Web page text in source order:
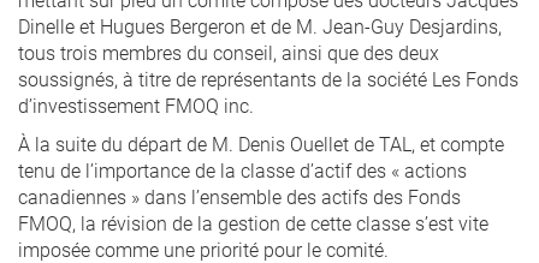
Dinelle et Hugues Bergeron et de M. Jean-Guy Desjardins,
tous trois membres du conseil, ainsi que des deux
soussignés, à titre de représentants de la société Les Fonds
d’investissement FMOQ inc.
À la suite du départ de M. Denis Ouellet de TAL, et compte
tenu de l’importance de la classe d’actif des « actions
canadiennes » dans l’ensemble des actifs des Fonds
FMOQ, la révision de la gestion de cette classe s’est vite
imposée comme une priorité pour le comité.